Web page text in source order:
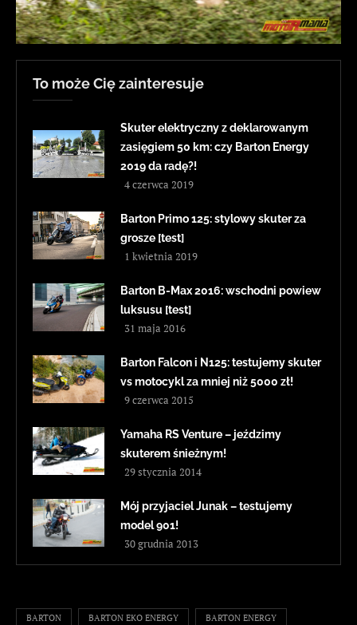
To może Cię zainteresuje
Skuter elektryczny z deklarowanym
zasięgiem 50 km: czy Barton Energy
2019 da radę?!
4 czerwca 2019
Barton Primo 125: stylowy skuter za
grosze [test]
1 kwietnia 2019
Barton B-Max 2016: wschodni powiew
luksusu [test]
31 maja 2016
Barton Falcon i N125: testujemy skuter
vs motocykl za mniej niż 5000 zł!
9 czerwca 2015
Yamaha RS Venture – jeździmy
skuterem śnieżnym!
29 stycznia 2014
Mój przyjaciel Junak – testujemy
model 901!
30 grudnia 2013
BARTON BARTON EKO ENERGY BARTON ENERGY